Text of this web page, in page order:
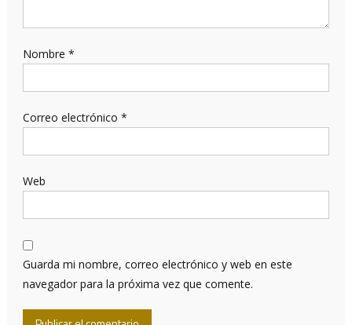
Nombre *
Correo electrónico *
Web
Guarda mi nombre, correo electrónico y web en este
navegador para la próxima vez que comente.